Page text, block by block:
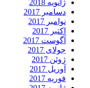
ژانویه 2018
دسامبر 2017
نوامبر 2017
اکتبر 2017
آگوست 2017
جولای 2017
ژوئن 2017
آوریل 2017
فوریه 2017